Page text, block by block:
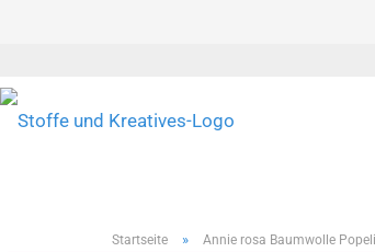
Startseite » Annie rosa Baumwolle